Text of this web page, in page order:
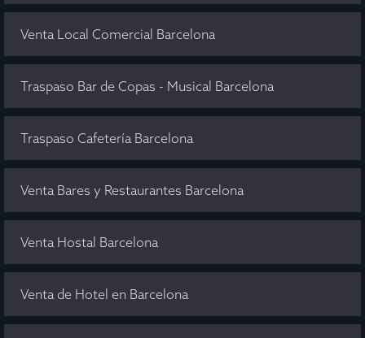
Venta Local Comercial Barcelona
Traspaso Bar de Copas - Musical Barcelona
Traspaso Cafetería Barcelona
Venta Bares y Restaurantes Barcelona
Venta Hostal Barcelona
Venta de Hotel en Barcelona